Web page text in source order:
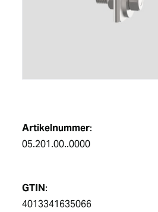
Artikelnummer:
05.201.00..0000
GTIN:
4013341635066